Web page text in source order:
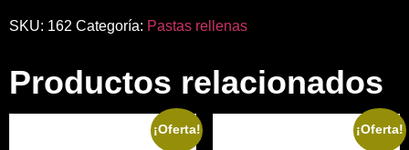
SKU: 162 Categoría: Pastas rellenas
Productos relacionados
¡Oferta! ¡Oferta!